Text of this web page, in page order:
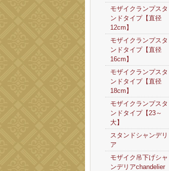
モザイクランプスタ
ンドタイプ【直径
12cm】
モザイクランプスタ
ンドタイプ【直径
16cm】
モザイクランプスタ
ンドタイプ【直径
18cm】
モザイクランプスタ
ンドタイプ【23～
大】
スタンドシャンデリ
ア
モザイク吊下げシャ
ンデリアchandelier